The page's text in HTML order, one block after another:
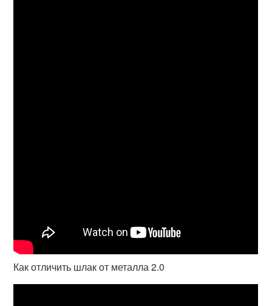
Как отличить шлак от металла 2.0